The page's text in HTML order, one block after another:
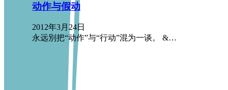
动作与假动
2012年3月24日
永远別把“动作”与“行动”混为一谈。 &…